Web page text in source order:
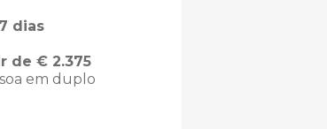
7 dias
de € 2.375
em duplo